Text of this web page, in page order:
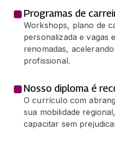
Programas de
Workshops, plano de
personalizada e vagas
renomadas,
profissional.
Nosso diploma é
O currículo com
sua mobilidade
capacitar sem